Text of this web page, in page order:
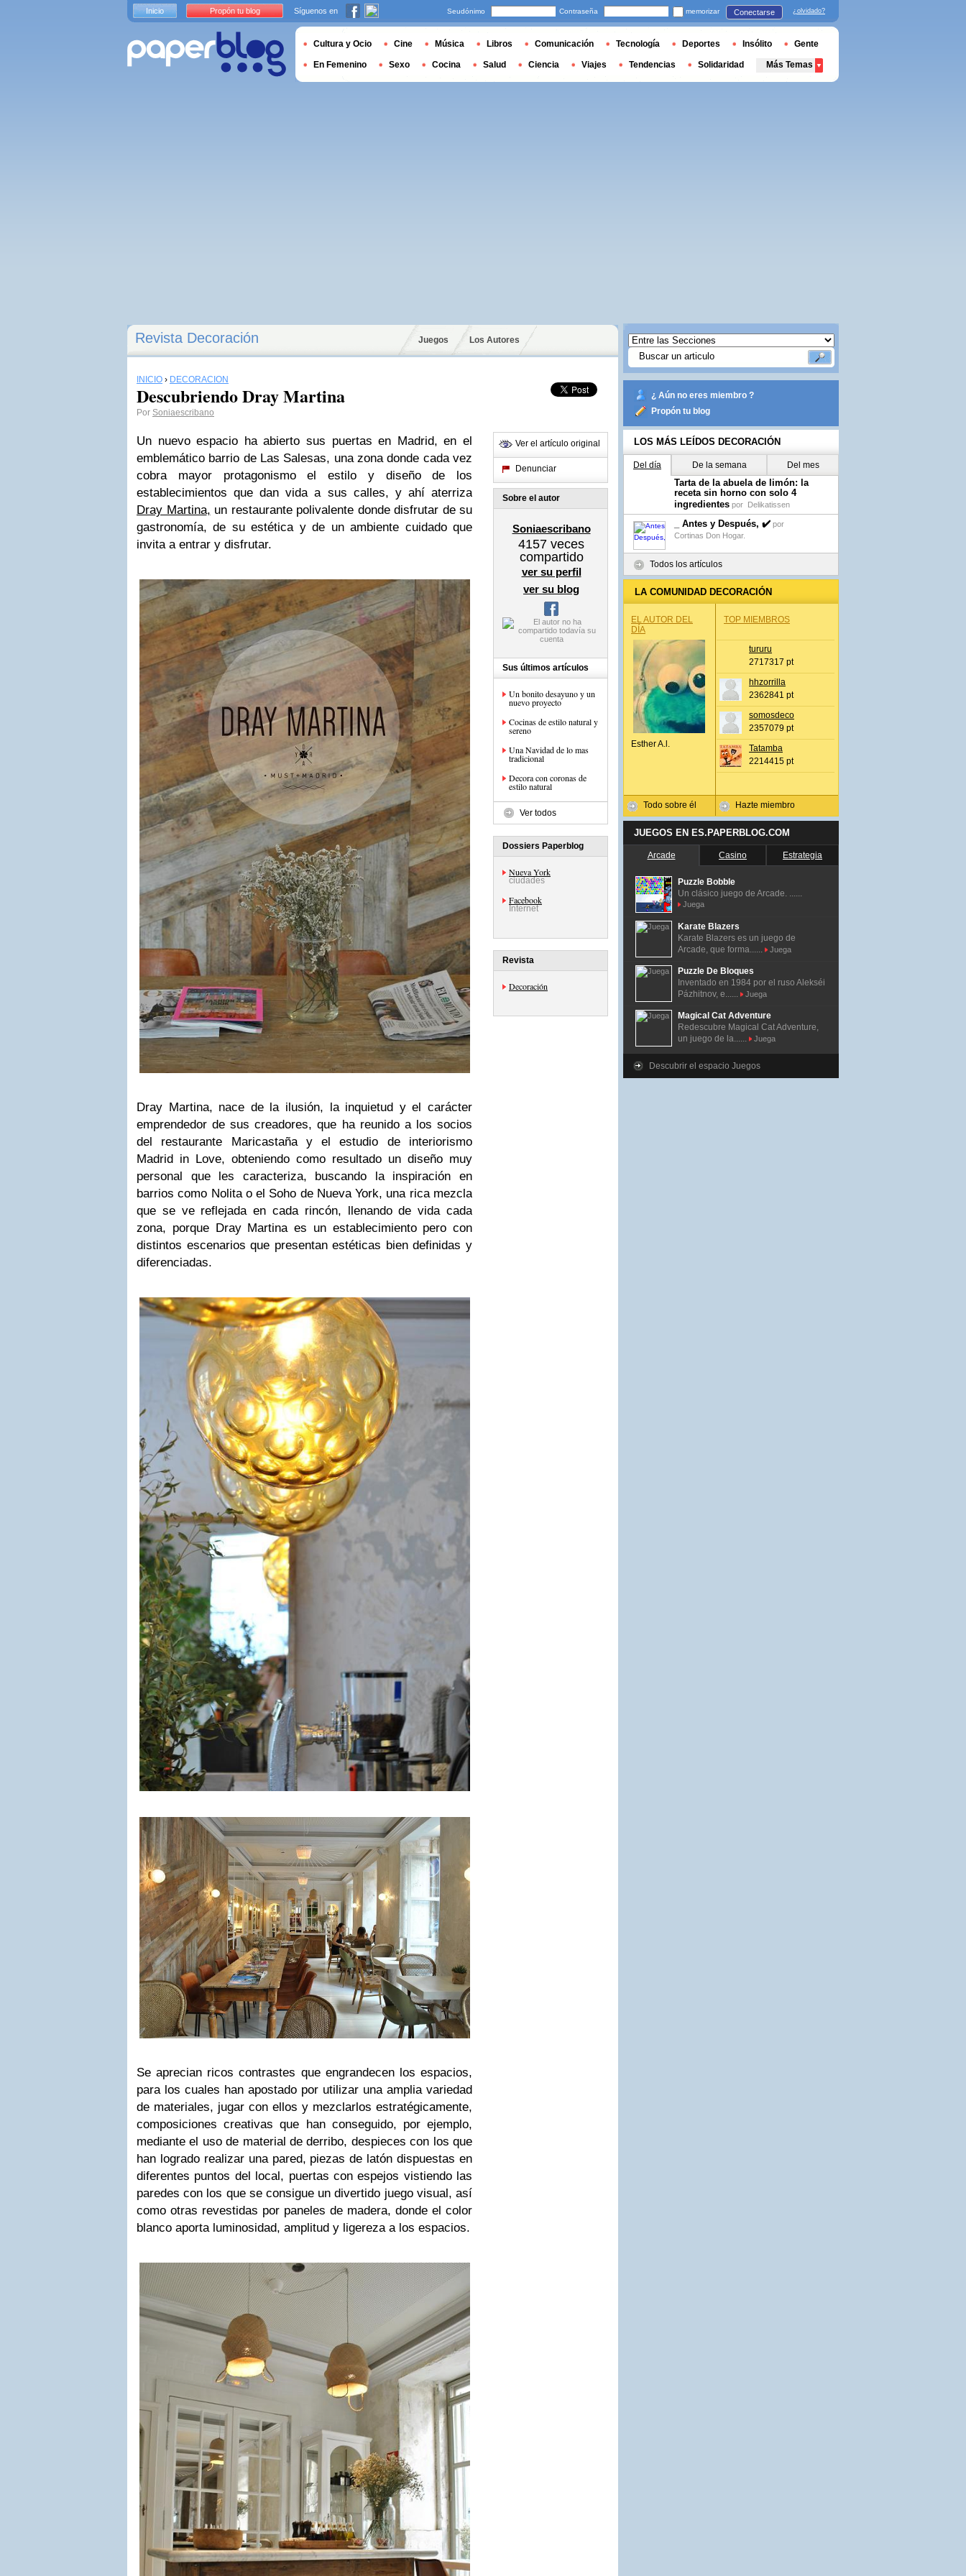
Revista Decoración Juegos Los Autores
INICIO › DECORACIÓN
Descubriendo Dray Martina
Por Soniaescribano
Un nuevo espacio ha abierto sus puertas en Madrid, en el
emblemático barrio de Las Salesas, una zona donde cada vez
cobra mayor protagonismo el estilo y diseño de los
establecimientos que dan vida a sus calles, y ahí aterriza
Dray Martina, un restaurante polivalente donde disfrutar de su
gastronomía, de su estética y de un ambiente cuidado que
invita a entrar y disfrutar.
Dray Martina, nace de la ilusión, la inquietud y el carácter
emprendedor de sus creadores, que ha reunido a los socios
del restaurante Maricastaña y el estudio de interiorismo
Madrid in Love, obteniendo como resultado un diseño muy
personal que les caracteriza, buscando la inspiración en
barrios como Nolita o el Soho de Nueva York, una rica mezcla
que se ve reflejada en cada rincón, llenando de vida cada
zona, porque Dray Martina es un establecimiento pero con
distintos escenarios que presentan estéticas bien definidas y
diferenciadas.
Se aprecian ricos contrastes que engrandecen los espacios,
para los cuales han apostado por utilizar una amplia variedad
de materiales, jugar con ellos y mezclarlos estratégicamente,
composiciones creativas que han conseguido, por ejemplo,
mediante el uso de material de derribo, despieces con los que
han logrado realizar una pared, piezas de latón dispuestas en
diferentes puntos del local, puertas con espejos vistiendo las
paredes con los que se consigue un divertido juego visual, así
como otras revestidas por paneles de madera, donde el color
blanco aporta luminosidad, amplitud y ligereza a los espacios.
Ver el artículo original
Denunciar
Sobre el autor
Soniaescribano
4157 veces
compartido
ver su perfil
ver su blog
Sus últimos artículos
Un bonito desayuno y un
nuevo proyecto
Cocinas de estilo natural y
sereno
Una Navidad de lo mas
tradicional
Decora con coronas de
estilo natural
Ver todos
Dossiers Paperblog
Nueva York
ciudades
Facebook
Internet
Revista
Decoración
¿ Aún no eres miembro ?
Propón tu blog
LOS MÁS LEÍDOS DECORACIÓN
Del día De la semana Del mes
Tarta de la abuela de limón: la
receta sin horno con solo 4
ingredientes por Delikatissen
_ Antes y Después, ✔️ por
Cortinas Don Hogar.
Todos los artículos
LA COMUNIDAD DECORACIÓN
EL AUTOR DEL
DÍA
Esther A.l.
Todo sobre él
TOP MIEMBROS
tururu
2717317 pt
hhzorrilla
2362841 pt
somosdeco
2357079 pt
Tatamba
2214415 pt
Hazte miembro
JUEGOS EN ES.PAPERBLOG.COM
Arcade Casino Estrategia
Puzzle Bobble
Un clásico juego de Arcade. ......
Juega
Karate Blazers
Karate Blazers es un juego de
Arcade, que forma......
Juega
Puzzle De Bloques
Inventado en 1984 por el ruso Alekséi
Pázhitnov, e......
Juega
Magical Cat Adventure
Redescubre Magical Cat Adventure,
un juego de la......
Juega
Descubrir el espacio Juegos
Inicio Propón tu blog Síguenos en Seudónimo Contraseña memorizar Conectarse ¿olvidado?
Cultura y Ocio Cine Música Libros Comunicación Tecnología Deportes Insólito Gente
En Femenino Sexo Cocina Salud Ciencia Viajes Tendencias Solidaridad Más Temas